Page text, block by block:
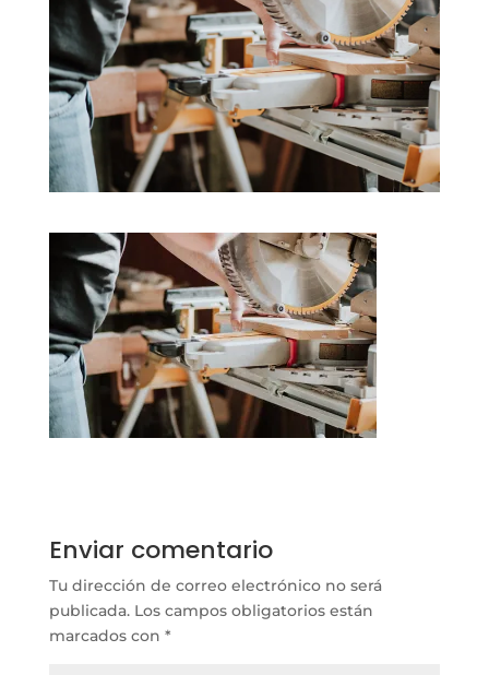
Enviar comentario
Tu dirección de correo electrónico no será
publicada. Los campos obligatorios están
marcados con *